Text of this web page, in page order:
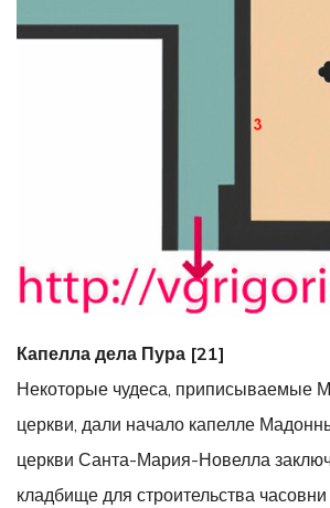
Капелла дела Пура [21]
Некоторые чудеса, приписываемые
церкви, дали начало капелле
церкви Санта-Мария-Новелла
кладбище для строительства